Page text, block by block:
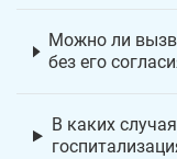
Можно ли
без его
В каких